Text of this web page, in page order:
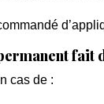
fait
cas de :